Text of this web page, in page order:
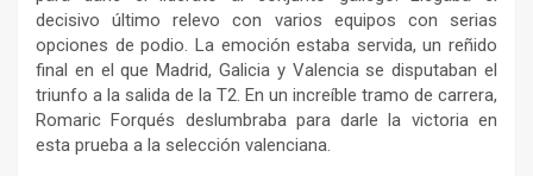
decisivo último relevo con varios equipos con serias
opciones de podio. La emoción estaba servida, un reñido
final en el que Madrid, Galicia y Valencia se disputaban el
triunfo a la salida de la T2. En un increíble tramo de carrera,
Romaric Forqués deslumbraba para darle la victoria en
esta prueba a la selección valenciana.